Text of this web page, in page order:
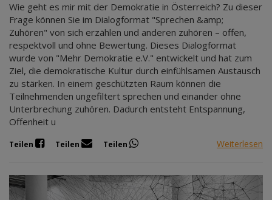
Wie geht es mir mit der Demokratie in Österreich? Zu dieser
Frage können Sie im Dialogformat "Sprechen &amp;
Zuhören" von sich erzählen und anderen zuhören – offen,
respektvoll und ohne Bewertung. Dieses Dialogformat
wurde von "Mehr Demokratie e.V." entwickelt und hat zum
Ziel, die demokratische Kultur durch einfühlsamen Austausch
zu stärken. In einem geschützten Raum können die
Teilnehmenden ungefiltert sprechen und einander ohne
Unterbrechung zuhören. Dadurch entsteht Entspannung,
Offenheit u
Teilen Teilen Teilen Weiterlesen